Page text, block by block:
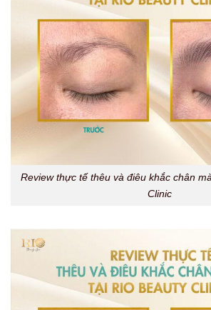
Review thực tế thêu và điêu khắc chân
Clinic